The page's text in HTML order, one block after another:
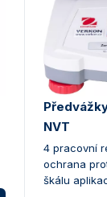
NVT
4 pracovní
ochrana
škálu